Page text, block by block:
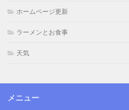
ホームページ更新
ラーメンとお食事
天気
メニュー